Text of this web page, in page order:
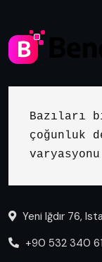
Bazıları
çoğunluk
Yeni Iğdır 76,
+90 532 340